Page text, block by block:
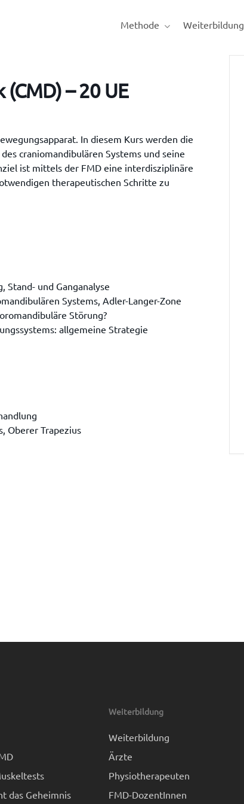
Methode Weiterbildung
– 20 UE
In diesem Kurs werden die
craniomandibulären Systems und seine
ist mittels der FMD eine interdisziplinäre
therapeutischen Schritte zu
Stand- und Ganganalyse
Systems, Adler-Langer-Zone
Störung?
allgemeine Strategie
Oberer Trapezius
das Geheimnis
Weiterbildung
Weiterbildung
Ärzte
Physiotherapeuten
FMD-DozentInnen